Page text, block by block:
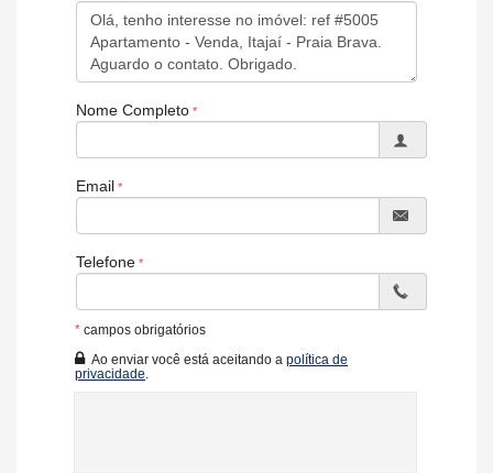
Forma de Pagamento
Entrada R$ 2.001.600,00
80 x R$ 30.580,00
Características do Empreendimento
Sala de Jogos
Cinema
Espaço Gourmet
Playground
Elevador
Nome Completo
Email
Telefone
* campos obrigatórios
Ao enviar você está aceitando a política de
privacidade